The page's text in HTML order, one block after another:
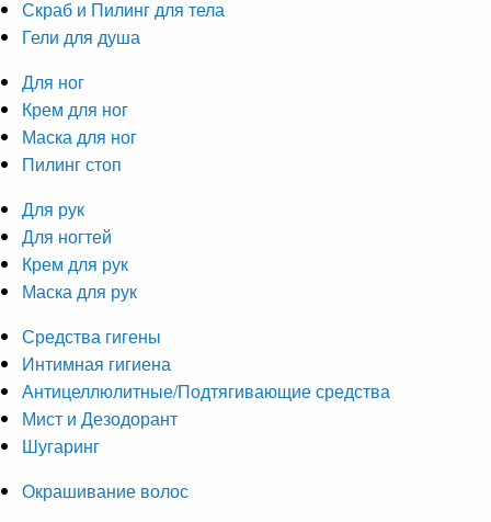
Скраб и Пилинг для тела
Гели для душа
Для ног
Крем для ног
Маска для ног
Пилинг стоп
Для рук
Для ногтей
Крем для рук
Маска для рук
Средства гигены
Интимная гигиена
Антицеллюлитные/Подтягивающие средства
Мист и Дезодорант
Шугаринг
Окрашивание волос